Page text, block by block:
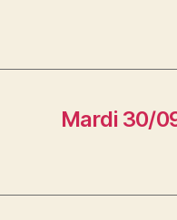
Mardi 30/